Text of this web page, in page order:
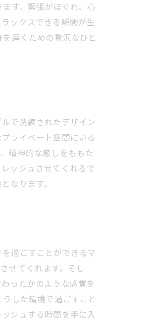
す。緊張がほぐれ、心
ックスできる瞬間が生
磨くための贅沢なひと
で洗練されたデザイン
ライベート空間にいる
精神的な癒しをももた
ッシュさせてくれるで
なります。
過ごすことができるマ
せてくれます。そし
ったかのような感覚を
した環境で過ごすこと
シュする時間を手に入